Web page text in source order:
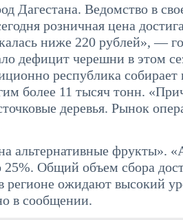
Дагестана. Ведомство в
розничная цена
ниже 220 рублей», —
дефицит черешни в этом
республика
более 11 тысяч тонн.
деревья. Рынок
альтернативные фрукты».
25%. Общий объем сбора
регионе ожидают высокий
в сообщении.